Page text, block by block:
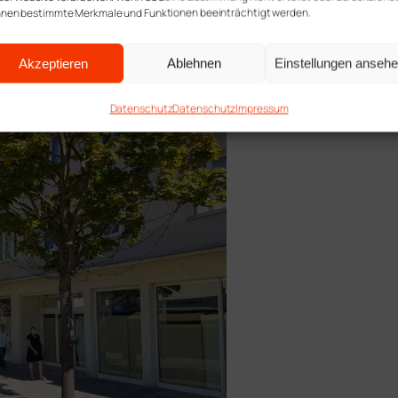
bestimmte Merkmale und Funktionen beeinträchtigt werden.
Akzeptieren Ablehnen Einstellungen
DatenschutzDatenschutzImpressum
dem Tribünenaufbau entfernbar wären.